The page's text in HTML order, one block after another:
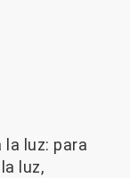
la luz: para
luz,